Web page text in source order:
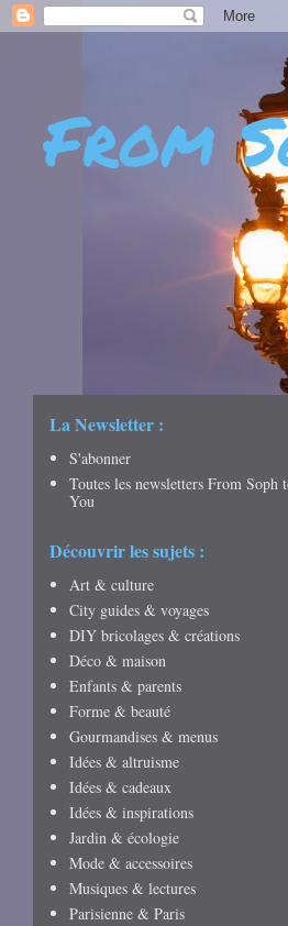
From
-
La Newsletter :
S'abonner
Toutes les newsletters From Soph
You
Découvrir les sujets :
Art & culture
City guides & voyages
DIY bricolages & créations
Déco & maison
Enfants & parents
Forme & beauté
Gourmandises & menus
Idées & altruisme
Idées & cadeaux
Idées & inspirations
Jardin & écologie
Mode & accessoires
Musiques & lectures
Parisienne & Paris